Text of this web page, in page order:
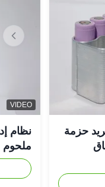
حزمة
VIDEO
نظام
ملحوم FSW